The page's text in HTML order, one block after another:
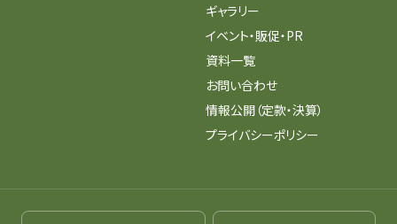
ギャラリー
イベント・販促・PR
資料一覧
お問い合わせ
情報公開（定款・決算）
プライバシーポリシー